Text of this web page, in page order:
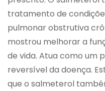
tratamento de
pulmonar obstrutiva
mostrou melhorar a
de vida. Atua como um
reversível da doença.
que o salmeterol